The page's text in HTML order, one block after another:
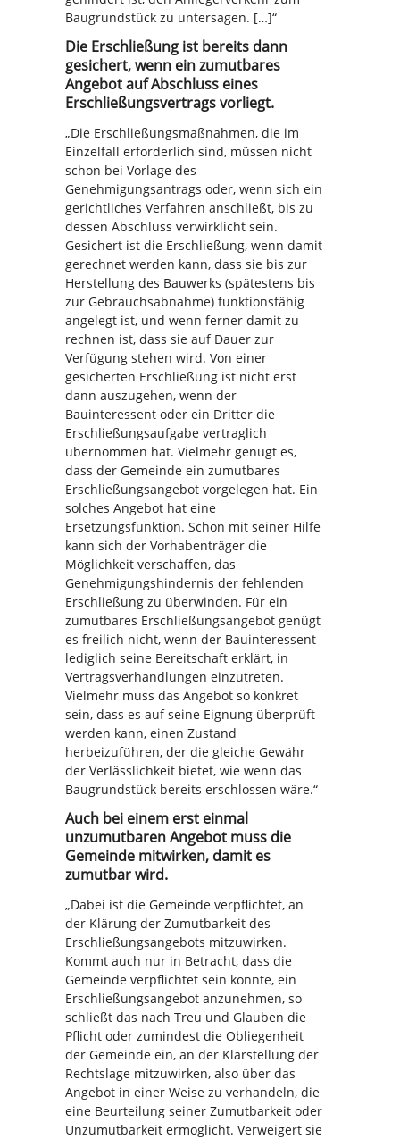
Baugrundstück zu untersagen. […]“
Die Erschließung ist bereits dann
gesichert, wenn ein zumutbares
Angebot auf Abschluss eines
Erschließungsvertrags vorliegt.
„Die Erschließungsmaßnahmen, die im
Einzelfall erforderlich sind, müssen nicht
schon bei Vorlage des
Genehmigungsantrags oder, wenn sich ein
gerichtliches Verfahren anschließt, bis zu
dessen Abschluss verwirklicht sein.
Gesichert ist die Erschließung, wenn damit
gerechnet werden kann, dass sie bis zur
Herstellung des Bauwerks (spätestens bis
zur Gebrauchsabnahme) funktionsfähig
angelegt ist, und wenn ferner damit zu
rechnen ist, dass sie auf Dauer zur
Verfügung stehen wird. Von einer
gesicherten Erschließung ist nicht erst
dann auszugehen, wenn der
Bauinteressent oder ein Dritter die
Erschließungsaufgabe vertraglich
übernommen hat. Vielmehr genügt es,
dass der Gemeinde ein zumutbares
Erschließungsangebot vorgelegen hat. Ein
solches Angebot hat eine
Ersetzungsfunktion. Schon mit seiner Hilfe
kann sich der Vorhabenträger die
Möglichkeit verschaffen, das
Genehmigungshindernis der fehlenden
Erschließung zu überwinden. Für ein
zumutbares Erschließungsangebot genügt
es freilich nicht, wenn der Bauinteressent
lediglich seine Bereitschaft erklärt, in
Vertragsverhandlungen einzutreten.
Vielmehr muss das Angebot so konkret
sein, dass es auf seine Eignung überprüft
werden kann, einen Zustand
herbeizuführen, der die gleiche Gewähr
der Verlässlichkeit bietet, wie wenn das
Baugrundstück bereits erschlossen wäre.“
Auch bei einem erst einmal
unzumutbaren Angebot muss die
Gemeinde mitwirken, damit es
zumutbar wird.
„Dabei ist die Gemeinde verpflichtet, an
der Klärung der Zumutbarkeit des
Erschließungsangebots mitzuwirken.
Kommt auch nur in Betracht, dass die
Gemeinde verpflichtet sein könnte, ein
Erschließungsangebot anzunehmen, so
schließt das nach Treu und Glauben die
Pflicht oder zumindest die Obliegenheit
der Gemeinde ein, an der Klarstellung der
Rechtslage mitzuwirken, also über das
Angebot in einer Weise zu verhandeln, die
eine Beurteilung seiner Zumutbarkeit oder
Unzumutbarkeit ermöglicht. Verweigert sie